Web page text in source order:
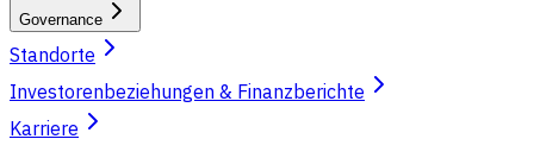
Governance
Standorte
Investorenbeziehungen & Finanzberichte
Karriere